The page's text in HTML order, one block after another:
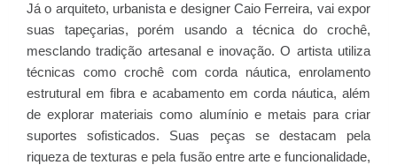
Já o arquiteto, urbanista e designer Caio Ferreira, vai expor
suas tapeçarias, porém usando a técnica do crochê,
mesclando tradição artesanal e inovação. O artista utiliza
técnicas como crochê com corda náutica, enrolamento
estrutural em fibra e acabamento em corda náutica, além
de explorar materiais como alumínio e metais para criar
suportes sofisticados. Suas peças se destacam pela
riqueza de texturas e pela fusão entre arte e funcionalidade,